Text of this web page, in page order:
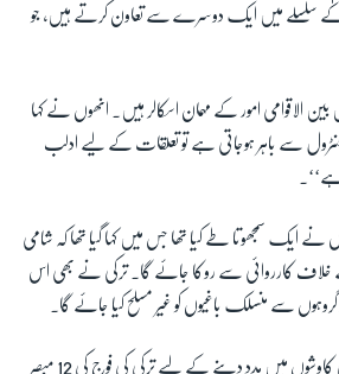
کے سلسلے میں ایک دوسرے سے تعاون کرتے ہیں، جو
بین الاقوامی امور کے مہمان اسکالر ہیں۔ انھوں نے کہا
سے باہر ہوجاتی ہے تو تعلقات کے لیے ادلب
نے ایک سمجھوتا طے کیا تھا جس میں کہا گیا تھا کہ شامی
خلاف کارروائی سے روکا جائے گا۔ ترکی نے بھی اس
گروہوں سے منسلک باغیوں کو غیر مسلح کیا جائے گا۔
یہ بھی طے کیا گیا تھا کہ نگرانی کی کاوشوں میں مدد دینے کے لیے ترکی کی فوج کی 12 مبصر